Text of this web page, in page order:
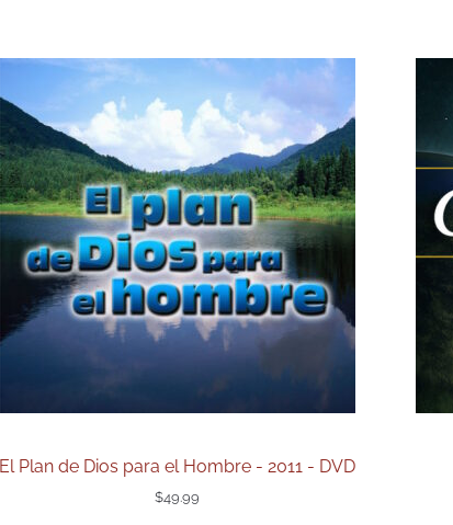
El Plan de Dios para el Hombre - 2011 - DVD
$49.99